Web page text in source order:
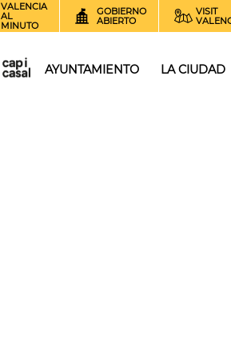
VALENCIA
AL
MINUTO
GOBIERNO
ABIERTO
VISIT
AYUNTAMIENTO LA CIUDAD